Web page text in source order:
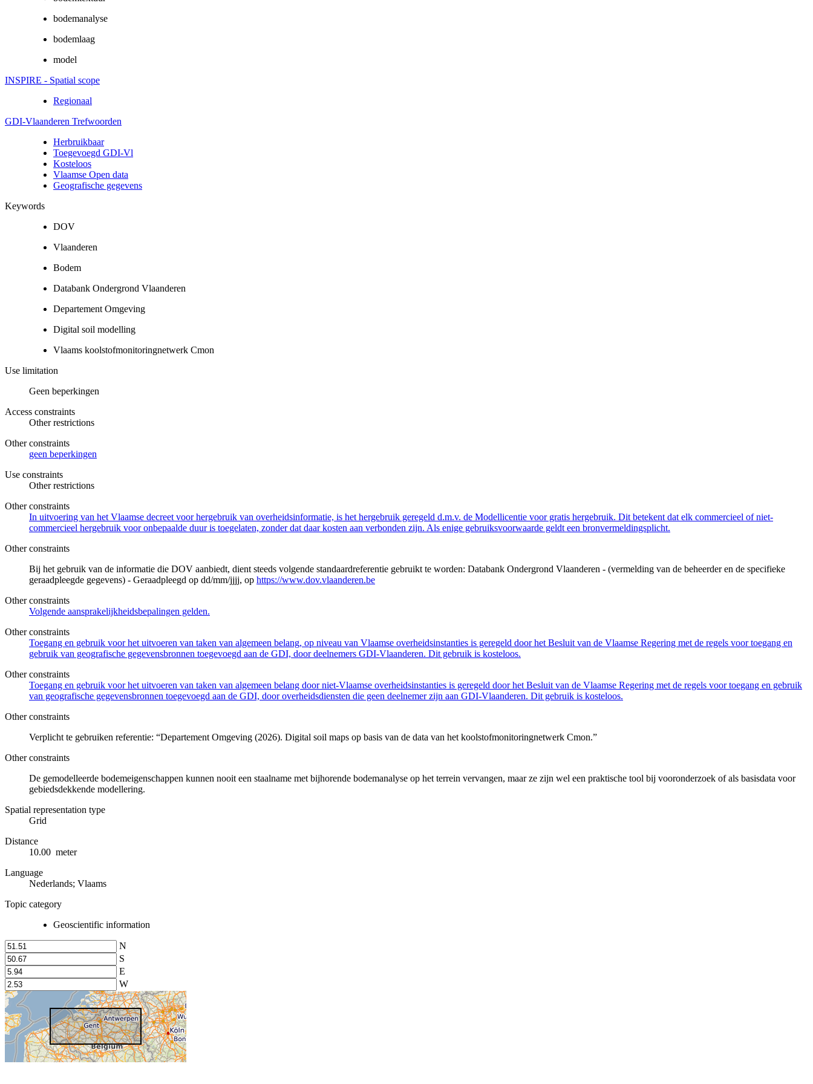
bodemanalyse
bodemlaag
model
INSPIRE - Spatial scope
Regionaal
GDI-Vlaanderen Trefwoorden
Herbruikbaar
Toegevoegd GDI-Vl
Kosteloos
Vlaamse Open data
Geografische gegevens
Keywords
DOV
Vlaanderen
Bodem
Databank Ondergrond Vlaanderen
Departement Omgeving
Digital soil modelling
Vlaams koolstofmonitoringnetwerk Cmon
Use limitation
Geen beperkingen
Access constraints
Other restrictions
Other constraints
geen beperkingen
Use constraints
Other restrictions
Other constraints
In uitvoering van het Vlaamse decreet voor hergebruik van overheidsinformatie, is het hergebruik geregeld d.m.v. de Modellicentie voor gratis hergebruik. Dit betekent dat elk commercieel of niet-
commercieel hergebruik voor onbepaalde duur is toegelaten, zonder dat daar kosten aan verbonden zijn. Als enige gebruiksvoorwaarde geldt een bronvermeldingsplicht.
Other constraints
Bij het gebruik van de informatie die DOV aanbiedt, dient steeds volgende standaardreferentie gebruikt te worden: Databank Ondergrond Vlaanderen - (vermelding van de beheerder en de specifieke
geraadpleegde gegevens) - Geraadpleegd op dd/mm/jjjj, op https://www.dov.vlaanderen.be
Other constraints
Volgende aansprakelijkheidsbepalingen gelden.
Other constraints
Toegang en gebruik voor het uitvoeren van taken van algemeen belang, op niveau van Vlaamse overheidsinstanties is geregeld door het Besluit van de Vlaamse Regering met de regels voor toegang en
gebruik van geografische gegevensbronnen toegevoegd aan de GDI, door deelnemers GDI-Vlaanderen. Dit gebruik is kosteloos.
Other constraints
Toegang en gebruik voor het uitvoeren van taken van algemeen belang door niet-Vlaamse overheidsinstanties is geregeld door het Besluit van de Vlaamse Regering met de regels voor toegang en gebruik
van geografische gegevensbronnen toegevoegd aan de GDI, door overheidsdiensten die geen deelnemer zijn aan GDI-Vlaanderen. Dit gebruik is kosteloos.
Other constraints
Verplicht te gebruiken referentie: “Departement Omgeving (2026). Digital soil maps op basis van de data van het koolstofmonitoringnetwerk Cmon.”
Other constraints
De gemodelleerde bodemeigenschappen kunnen nooit een staalname met bijhorende bodemanalyse op het terrein vervangen, maar ze zijn wel een praktische tool bij vooronderzoek of als basisdata voor
gebiedsdekkende modellering.
Spatial representation type
Grid
Distance
10.00 meter
Language
Nederlands; Vlaams
Topic category
Geoscientific information
N
S
E
W